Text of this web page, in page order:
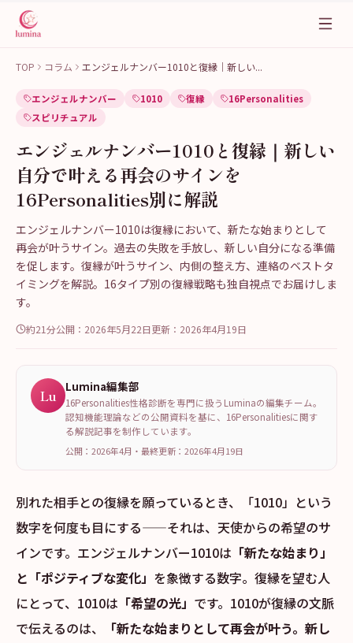
TOP コラム エンジェルナンバー1010と復縁｜新しい...
エンジェルナンバー 1010 復縁
16Personalities
スピリチュアル
エンジェルナンバー1010と復縁｜新しい
自分で叶える再会のサインを
16Personalities別に解説
エンジェルナンバー1010は復縁において、新たな始まりとして
再会が叶うサイン。過去の失敗を手放し、新しい自分になる準備
を促します。復縁が叶うサイン、内側の整え方、連絡のベストタ
イミングを解説。16タイプ別の復縁戦略も独自視点でお届けしま
す。
約21分公開： 2026年5月22日更新： 2026年4月19日
Lu Lumina編集部
16Personalities性格診断を専門に扱うLuminaの編集チーム。
認知機能理論などの公開資料を基に、16Personalitiesに関す
る解説記事を制作しています。
公開：2026年4月 ・ 最終更新： 2026年4月19日
別れた相手との復縁を願っているとき、「1010」という
数字を何度も目にする——それは、天使からの希望のサ
インです。エンジェルナンバー1010は 「新たな始まり」
と「ポジティブな変化」 を象徴する数字。復縁を望む人
にとって、1010は 「希望の光」 です。1010が復縁の文脈
で伝えるのは、
「新たな始まりとして再会が叶う。新し